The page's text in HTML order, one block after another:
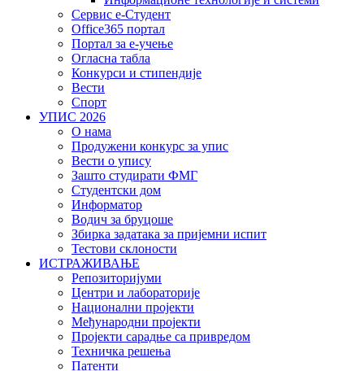
Сервис е-Студент
Office365 портал
Портал за е-учење
Огласна табла
Конкурси и стипендије
Вести
Спорт
УПИС 2026
О нама
Продужени конкурс за упис
Вести о упису
Зашто студирати ФМГ
Студентски дом
Информатор
Водич за бруцоше
Збиркa задатака за пријемни испит
Тестови склоности
ИСТРАЖИВАЊЕ
Репозиторијуми
Центри и лабораторије
Национални пројекти
Међународни пројекти
Пројекти сарадње са привредом
Техничка решења
Патенти